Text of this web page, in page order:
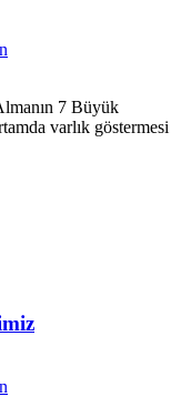
7 Büyük
varlık göstermesi